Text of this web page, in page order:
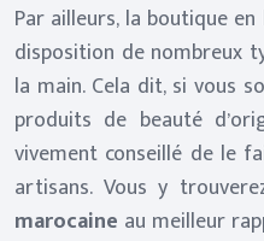
Par ailleurs, la boutique
disposition de nombreux
la main. Cela dit, si vous
produits de beauté
vivement conseillé de le
artisans. Vous y
marocaine au meilleur